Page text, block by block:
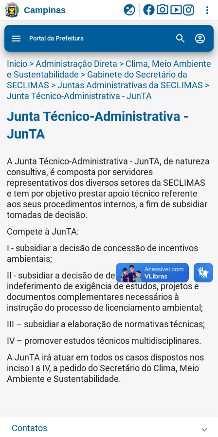
Ir para conteudo
Ir para menu do site da Prefeitura de Campinas
Ligar/Desligar contraste visual de tela para
acessibilidade
3
Campinas flaky facebookphoto_camerasmart_display more_vert
menu Portal da Prefeitura search account_circle
Inicio>Administração Direta > Clima, Meio Ambiente
e Sustentabilidade > Gabinete do Secretário da
SECLIMAS >Juntas Administrativas da SECLIMAS >
Junta Técnico-Administrativa - JunTA
Junta Técnico-Administrativa -
JunTA
A Junta Técnico-Administrativa - JunTA, de natureza
consultiva, é composta por servidores
representativos dos diversos setores da SECLIMAS
e tem por objetivo prestar apoio técnico referente
aos seus procedimentos internos, a fim de subsidiar
tomadas de decisão.
Compete à JunTA:
I - subsidiar a decisão de concessão de incentivos
ambientais;
II - subsidiar a decisão de deferimento ou
indeferimento de exigência de estudos, projetos e
documentos complementares necessários à
instrução do processo de licenciamento ambiental;
III – subsidiar a elaboração de normativas técnicas;
IV – promover estudos técnicos multidisciplinares.
A JunTA irá atuar em todos os casos dispostos nos
inciso I a IV, a pedido do Secretário do Clima, Meio
Ambiente e Sustentabilidade.
Contatos